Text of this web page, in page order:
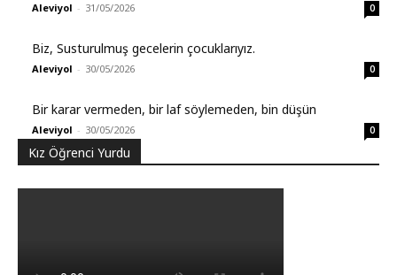
Aleviyol - 31/05/2026 0
Biz, Susturulmuş gecelerin çocuklarıyız.
Aleviyol - 30/05/2026 0
Bir karar vermeden, bir laf söylemeden, bin düşün
Aleviyol - 30/05/2026 0
Kız Öğrenci Yurdu